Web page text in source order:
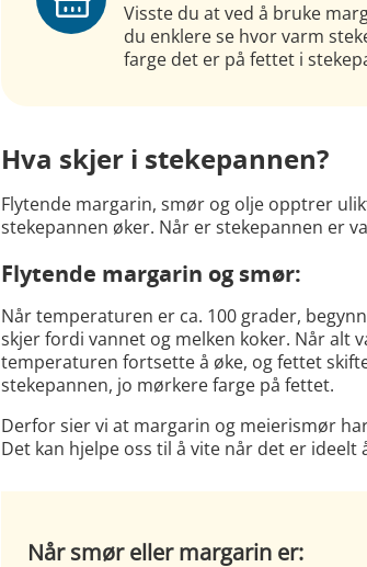
Visste du at ved å bruke
du enklere se hvor varm
farge det er på fettet i
Hva skjer i stekepannen?
Flytende margarin, smør og olje opptrer
stekepannen øker. Når er stekepannen er
Flytende margarin og smør:
Når temperaturen er ca. 100 grader,
skjer fordi vannet og melken koker. Når alt
temperaturen fortsette å øke, og fettet
stekepannen, jo mørkere farge på fettet.
Derfor sier vi at margarin og meierismør
Det kan hjelpe oss til å vite når det er ideelt
Når smør eller margarin er: